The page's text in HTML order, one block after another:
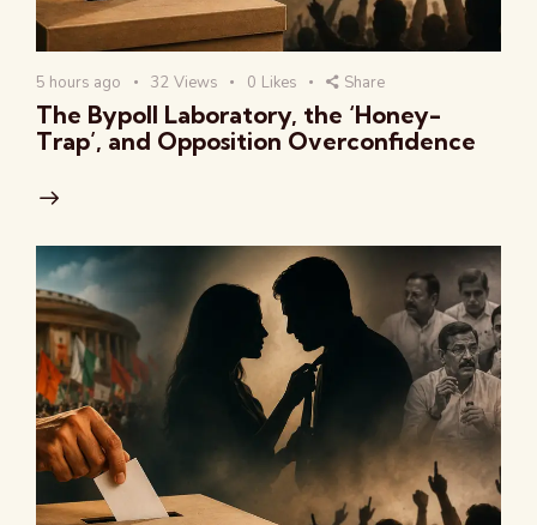
5 hours ago 32 Views 0 Likes Share
The Bypoll Laboratory, the ‘Honey-
Trap’, and Opposition Overconfidence